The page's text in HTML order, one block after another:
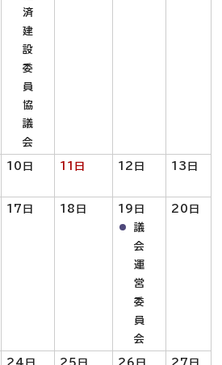
済
建
設
委
員
協
議
会
10日 11日 12日 13日
17日 18日
19日
議
会
運
営
委
員
会
20日